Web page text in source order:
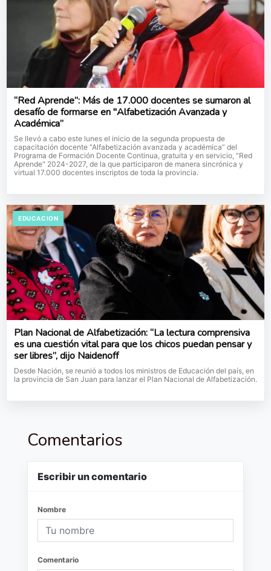
“Red Aprende”: Más de 17.000 docentes se sumaron al
desafío de formarse en "Alfabetización Avanzada y
Académica”
Se llevó a cabo este lunes el inicio de la segunda propuesta de
capacitación docente “Alfabetización avanzada y académica” del
Programa de Formación Docente Continua, gratuita y en servicio, "Red
Aprende" 2024-2027, de la que participaron de manera sincrónica y
virtual 17.000 docentes inscriptos de toda la provincia.
EDUCACION
Plan Nacional de Alfabetización: “La lectura comprensiva
es una cuestión vital para que los chicos puedan pensar y
ser libres”, dijo Naidenoff
Desde Nación, se reunió a todos los ministros de Educación del país, en
la provincia de San Juan para lanzar el Plan Nacional de Alfabetización.
Comentarios
Escribir un comentario
Nombre
Comentario